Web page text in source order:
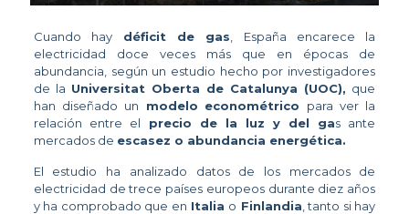
Cuando hay déficit de gas , España encarece la
electricidad doce veces más que en épocas de
abundancia, según un estudio hecho por investigadores
de la Universitat Oberta de Catalunya (UOC), que
han diseñado un modelo econométrico para ver la
relación entre el precio de la luz y del gas ante
mercados de escasez o abundancia energética.
El estudio ha analizado datos de los mercados de
electricidad de trece países europeos durante diez años
y ha comprobado que en Italia o Finlandia , tanto si hay